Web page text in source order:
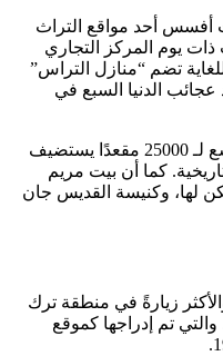
أفسس أحد مواقع التراث
في عام 2015. كانت ذات يوم المركز التجاري
تضم “منازل التراس”
الدنيا السبع في
لا يزال مسرح أفسس القديم الذي يتسع لـ 25000 مقعدًا يستضيف
كما أن بيت مريم
لها، وكنيسة القديس جان
زيارةً في منطقة ترك
تم إدراجها كموقع